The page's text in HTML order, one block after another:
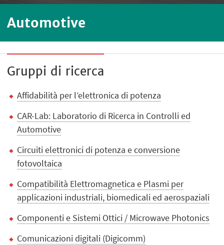
Automotive
Gruppi di ricerca
Affidabilità per l’elettronica di potenza
CAR-Lab: Laboratorio di Ricerca in Controlli ed
Automotive
Circuiti elettronici di potenza e conversione
fotovoltaica
Compatibilità Elettromagnetica e Plasmi per
applicazioni industriali, biomedicali ed aerospaziali
Componenti e Sistemi Ottici / Microwave Photonics
Comunicazioni digitali (Digicomm)